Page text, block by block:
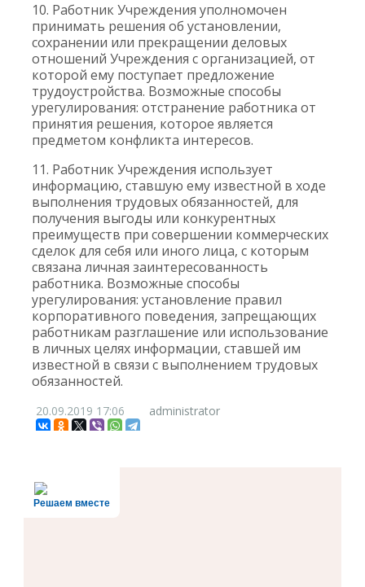
10. Работник Учреждения уполномочен
принимать решения об установлении,
сохранении или прекращении деловых
отношений Учреждения с организацией, от
которой ему поступает предложение
трудоустройства. Возможные способы
урегулирования: отстранение работника от
принятия решения, которое является
предметом конфликта интересов.
11. Работник Учреждения использует
информацию, ставшую ему известной в ходе
выполнения трудовых обязанностей, для
получения выгоды или конкурентных
преимуществ при совершении коммерческих
сделок для себя или иного лица, с которым
связана личная заинтересованность
работника. Возможные способы
урегулирования: установление правил
корпоративного поведения, запрещающих
работникам разглашение или использование
в личных целях информации, ставшей им
известной в связи с выполнением трудовых
обязанностей.
20.09.2019 17:06 administrator
Решаем вместе